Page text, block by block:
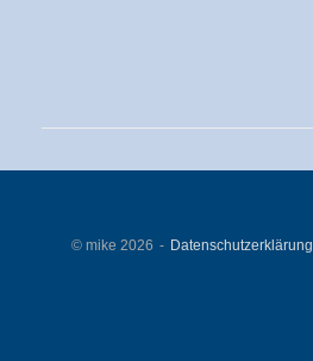
© mike 2026 Datenschutzerklärung